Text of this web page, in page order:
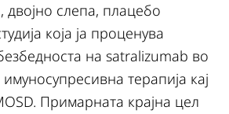
слепа, плацебо
која ја проценува
на satralizumab во
терапија кај
Примарната крајна цел